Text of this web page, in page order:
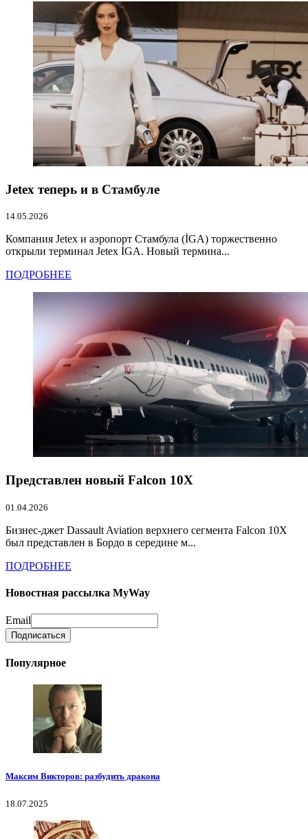
Jetex теперь и в Стамбуле
14.05.2026
Компания Jetex и аэропорт Стамбула (İGA) торжественно
открыли терминал Jetex İGA. Новый термина...
ПОДРОБНЕЕ
Представлен новый Falcon 10X
01.04.2026
Бизнес-джет Dassault Aviation верхнего сегмента Falcon 10X
был представлен в Бордо в середине м...
ПОДРОБНЕЕ
Новостная рассылка MyWay
Email
Популярное
Максим Викторов: разбудить дракона
18.07.2025